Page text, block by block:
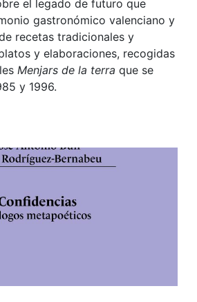
el legado de futuro que
gastronómico valenciano y
recetas tradicionales y
y elaboraciones, recogidas
Menjars de la terra que se
y 1996.